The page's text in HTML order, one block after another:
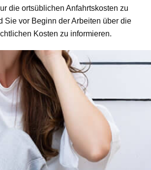
die ortsüblichen Anfahrtskosten zu
Sie vor Beginn der Arbeiten über die
Kosten zu informieren.